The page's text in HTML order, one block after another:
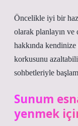
Öncelikle iyi bir
olarak planlayın ve
hakkında
korkusunu
sohbetleriyle
Sunum
yenmek